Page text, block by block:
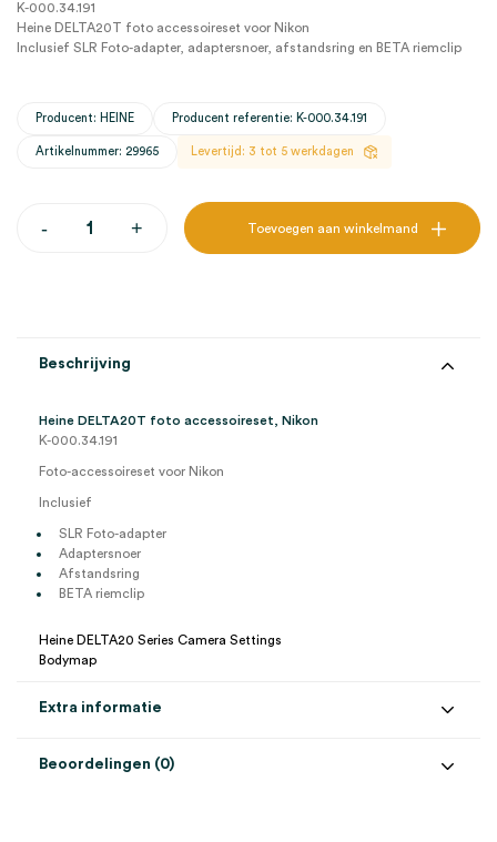
K-000.34.191
Heine DELTA20T foto accessoireset voor Nikon
Inclusief SLR Foto-adapter, adaptersnoer, afstandsring en BETA riemclip
Producent: HEINE Producent referentie: K-000.34.191
Artikelnummer: 29965 Levertijd: 3 tot 5 werkdagen
- + Toevoegen aan winkelmand
Beschrijving
Heine DELTA20T foto accessoireset, Nikon
K-000.34.191
Foto-accessoireset voor Nikon
Inclusief
SLR Foto-adapter
Adaptersnoer
Afstandsring
BETA riemclip
Heine DELTA20 Series Camera Settings
Bodymap
Extra informatie
Beoordelingen (0)